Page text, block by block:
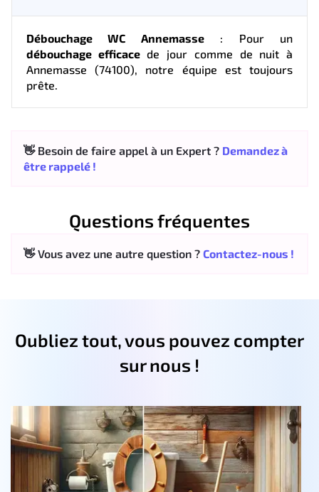
Débouchage WC Annemasse: Pour un
débouchage efficacede jour comme de nuit à
Annemasse (74100), notre équipe est toujours
prête.
👋 Besoin de faire appel à un Expert ? Demandez à
être rappelé !
Questions fréquentes
👋 Vous avez une autre question ? Contactez-nous !
Oubliez tout, vous pouvez compter
sur nous !